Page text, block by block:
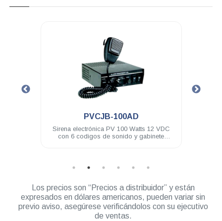
PV 100 Watts 12 VDC
de sonido y gabinete
Sirena electrónica PV 100 Watts
Los precios son “Precios a distribuidor” y están
expresados en dólares americanos, pueden variar sin
previo aviso, asegúrese verificándolos con su ejecutivo
de ventas.